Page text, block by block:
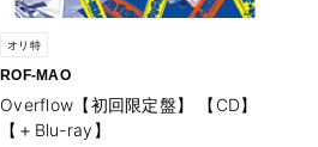
オリ特
ROF-MAO
Overflow【初回限定盤】 【CD】
【＋Blu-ray】